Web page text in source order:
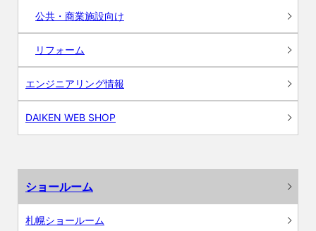
公共・商業施設向け
リフォーム
エンジニアリング情報
DAIKEN WEB SHOP
ショールーム
札幌ショールーム